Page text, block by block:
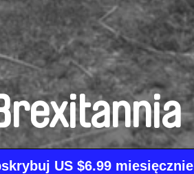
US $6.99 miesięcznie